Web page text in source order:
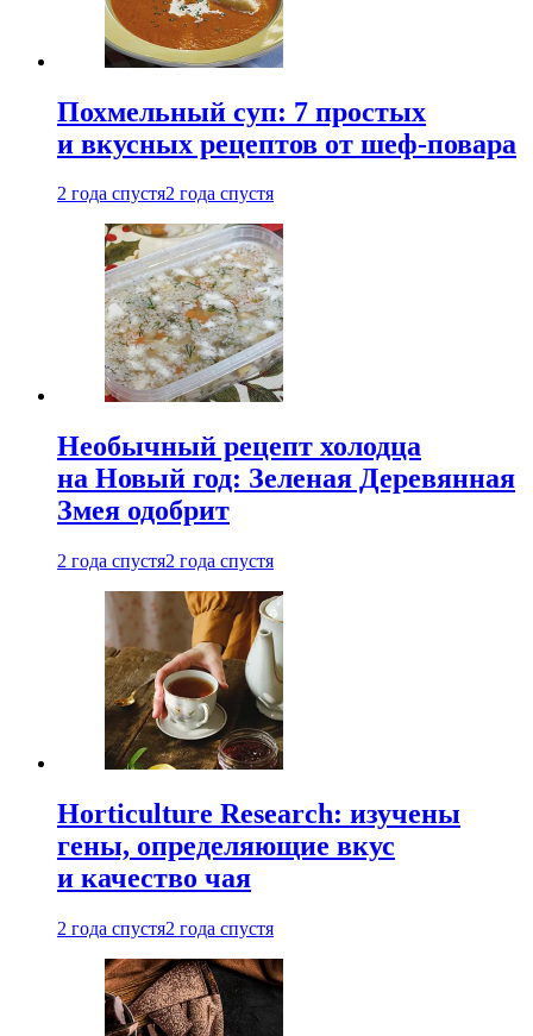
Похмельный суп: 7 простых
и вкусных рецептов от шеф-повара
2 года спустя2 года спустя
Необычный рецепт холодца
на Новый год: Зеленая Деревянная
Змея одобрит
2 года спустя2 года спустя
Horticulture Research: изучены
гены, определяющие вкус
и качество чая
2 года спустя2 года спустя